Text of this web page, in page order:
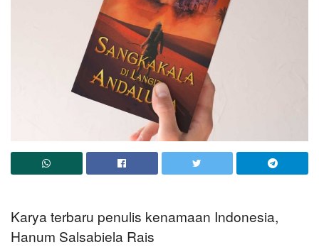
Karya terbaru penulis kenamaan Indonesia,
Hanum Salsabiela Rais